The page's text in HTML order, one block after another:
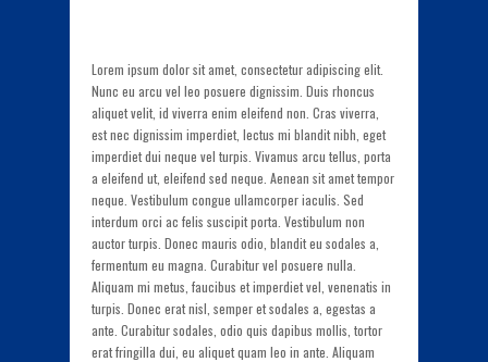
Lorem ipsum dolor sit amet, consectetur adipiscing elit.
Nunc eu arcu vel leo posuere dignissim. Duis rhoncus
aliquet velit, id viverra enim eleifend non. Cras viverra,
est nec dignissim imperdiet, lectus mi blandit nibh, eget
imperdiet dui neque vel turpis. Vivamus arcu tellus, porta
a eleifend ut, eleifend sed neque. Aenean sit amet tempor
neque. Vestibulum congue ullamcorper iaculis. Sed
interdum orci ac felis suscipit porta. Vestibulum non
auctor turpis. Donec mauris odio, blandit eu sodales a,
fermentum eu magna. Curabitur vel posuere nulla.
Aliquam mi metus, faucibus et imperdiet vel, venenatis in
turpis. Donec erat nisl, semper et sodales a, egestas a
ante. Curabitur sodales, odio quis dapibus mollis, tortor
erat fringilla dui, eu aliquet quam leo in ante. Aliquam